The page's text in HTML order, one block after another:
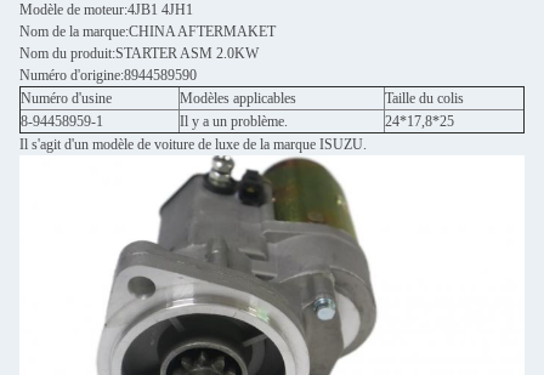
Modèle de moteur:4JB1 4JH1
Nom de la marque:CHINA AFTERMAKET
Nom du produit:STARTER ASM 2.0KW
Numéro d'origine:8944589590
Numéro d'usine
Modèles applicables
Taille du colis
8-94458959-1
Il y a un problème.
24*17,8*25
Il s'agit d'un modèle de voiture de luxe de la marque ISUZU.